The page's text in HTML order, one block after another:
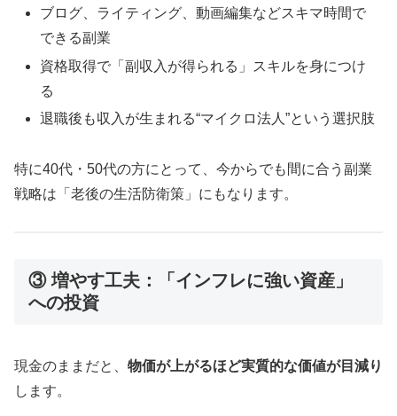
ブログ、ライティング、動画編集などスキマ時間で
できる副業
資格取得で「副収入が得られる」スキルを身につけ
る
退職後も収入が生まれる“マイクロ法人”という選択肢
特に40代・50代の方にとって、今からでも間に合う副業
戦略は「老後の生活防衛策」にもなります。
③ 増やす工夫：「インフレに強い資産」
への投資
現金のままだと、 物価が上がるほど実質的な価値が目減り
します。